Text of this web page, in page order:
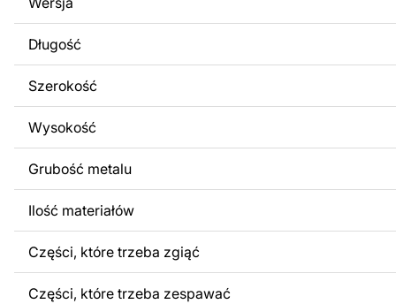
Za dodatkową opłatą możemy dostosować projekt
obrazów lub logo Twojej firmy albo wprowadzenie innych
Twoich potrzeb. Jeśli potrzebujesz indywidualnego
produktu, skontaktuj się z nami.
Jeśli masz jakiekolwiek pytania lub potrzebujesz
w dowolnym momencie – zawsze chętnie pomożemy.
Długość
Szerokość
Wysokość
Grubość metalu
Ilość materiałów
Części, które trzeba zgiąć
Części, które trzeba zespawać